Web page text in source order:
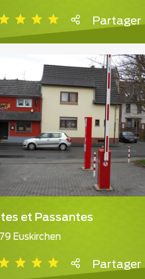
Partager
et Passantes
Euskirchen
Partager